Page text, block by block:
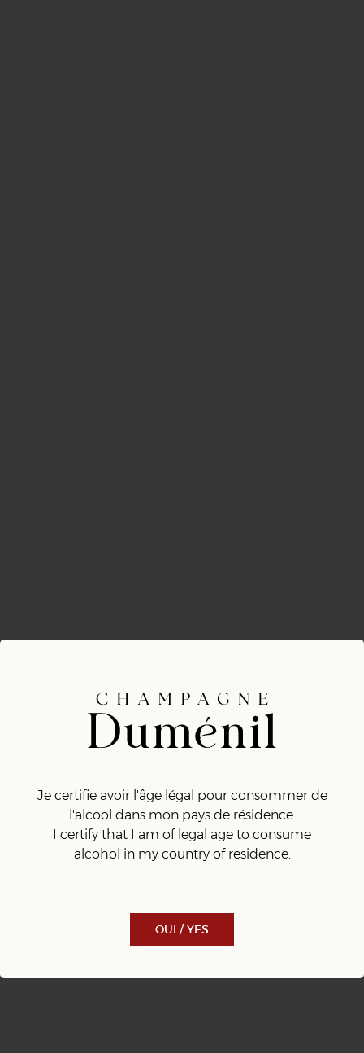
Je certifie avoir l'âge légal pour consommer de
l'alcool dans mon pays de résidence.
I certify that I am of legal age to consume
alcohol in my country of residence.
OUI / YES